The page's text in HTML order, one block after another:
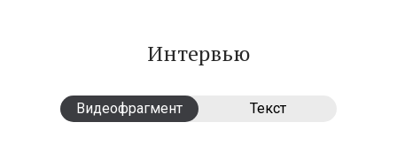
Интервью
Видеофрагмент Текст
Видеофрагмент Текст